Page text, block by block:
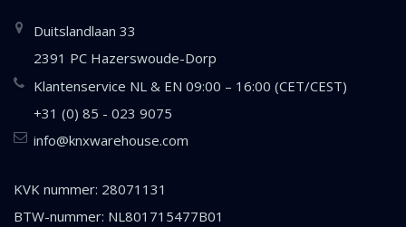
Duitslandlaan 33
2391 PC Hazerswoude-Dorp
Klantenservice NL & EN 09:00 – 16:00 (CET/CEST)
+31 (0) 85 - 023 9075
info@knxwarehouse.com
KVK nummer: 28071131
BTW-nummer: NL801715477B01